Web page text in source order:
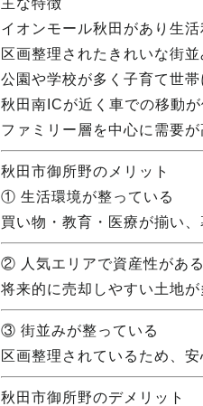
主な特徴
イオンモール秋田があり生
区画整理されたきれいな街並
公園や学校が多く子育て世帯
秋田南ICが近く車での移動が
ファミリー層を中心に需要
秋田市御所野のメリット
① 生活環境が整っている
買い物・教育・医療が揃い、
② 人気エリアで資産性がある
将来的に売却しやすい土地が
③ 街並みが整っている
区画整理されているため、
秋田市御所野のデメリット